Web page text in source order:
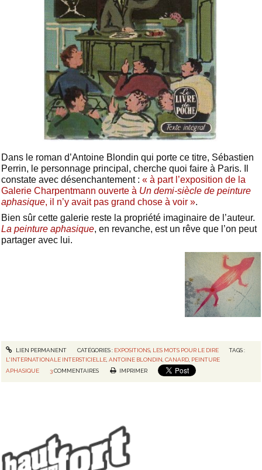
Dans le roman d’Antoine Blondin qui porte ce titre, Sébastien
Perrin, le personnage principal, cherche quoi faire à Paris. Il
constate avec désenchantement : « à part l’exposition de la
Galerie Charpentmann ouverte à Un demi-siècle de peinture
aphasique, il n’y avait pas grand chose à voir ».
Bien sûr cette galerie reste la propriété imaginaire de l’auteur.
La peinture aphasique, en revanche, est un rêve que l’on peut
partager avec lui.
LIEN PERMANENT CATÉGORIES : EXPOSITIONS, LES MOTS POUR LE DIRE
TAGS :
L'INTERNATIONALE INTERSTICIELLE,ANTOINE BLONDIN,CANARD, PEINTURE
APHASIQUE
3 COMMENTAIRES IMPRIMER